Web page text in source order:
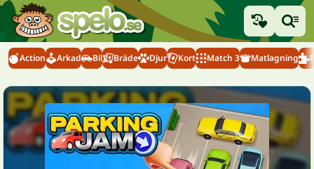
Action Arkad Bil Bräde Djur Kort Match 3 Matlagning